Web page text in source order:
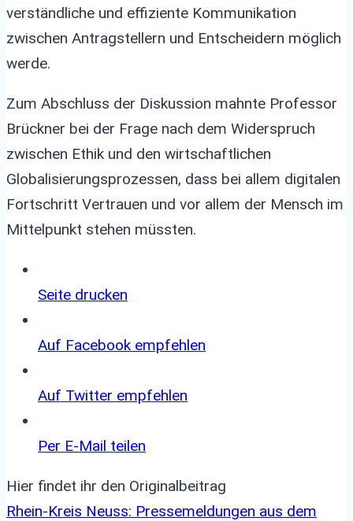
verständliche und effiziente Kommunikation
zwischen Antragstellern und Entscheidern möglich
werde.
Zum Abschluss der Diskussion mahnte Professor
Brückner bei der Frage nach dem Widerspruch
zwischen Ethik und den wirtschaftlichen
Globalisierungsprozessen, dass bei allem digitalen
Fortschritt Vertrauen und vor allem der Mensch im
Mittelpunkt stehen müssten.
Seite drucken
Auf Facebook empfehlen
Auf Twitter empfehlen
Per E-Mail teilen
Hier findet ihr den Originalbeitrag
Rhein-Kreis Neuss: Pressemeldungen aus dem